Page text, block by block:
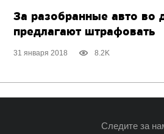
За разобранные авто во
предлагают штрафовать
31 января 2018 8.2K
Следите за